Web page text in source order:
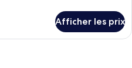
Afficher les prix